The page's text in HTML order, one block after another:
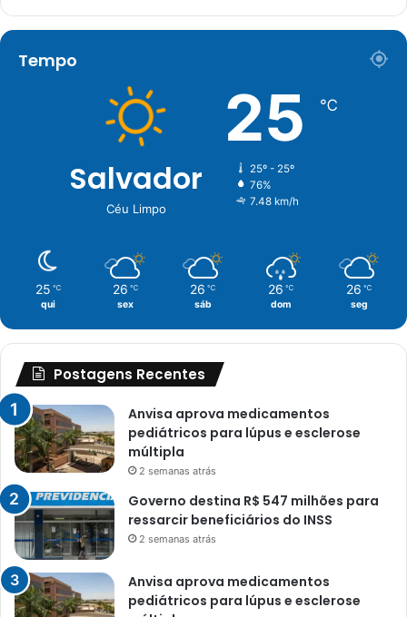
Tempo
Salvador
Céu Limpo
25 ℃
25º - 25º
76%
7.48 km/h
25 ℃
qui
26 ℃
sex
26 ℃
sáb
26 ℃
dom
26 ℃
seg
Postagens Recentes
Anvisa aprova medicamentos
pediátricos para lúpus e esclerose
múltipla
2 semanas atrás
Governo destina R$ 547 milhões para
ressarcir beneficiários do INSS
2 semanas atrás
Anvisa aprova medicamentos
pediátricos para lúpus e esclerose